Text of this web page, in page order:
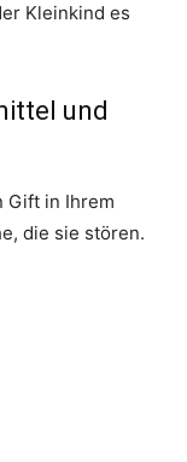
Kleinkind es
und
Gift in Ihrem
die sie stören.